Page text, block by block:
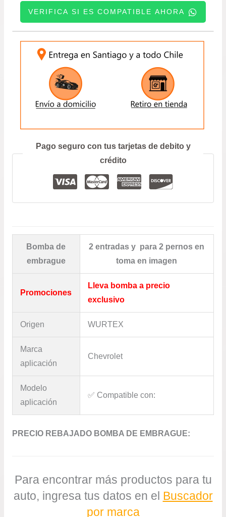
era:
$24.900.
es:
VERIFICA SI ES COMPATIBLE AHORA
Pago seguro con tus tarjetas de debito y
crédito
Bomba de
embrague
2 entradas y para 2 pernos en
toma en imagen
Promociones
Lleva bomba a precio
exclusivo
Origen WURTEX
Marca
aplicación
Chevrolet
Modelo
aplicación
✅​ Compatible con:
PRECIO REBAJADO BOMBA DE EMBRAGUE:
Para encontrar más productos para tu
auto, ingresa tus datos en el Buscador
por marca